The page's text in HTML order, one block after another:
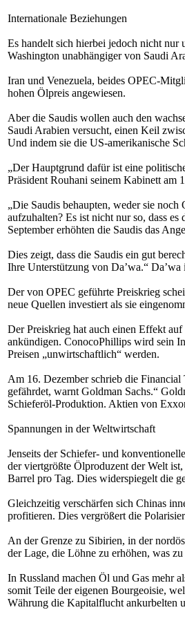
Internationale Beziehungen
Es handelt sich hierbei jedoch nicht
Washington unabhängiger von Saudi
Iran und Venezuela, beides OPEC-
hohen Ölpreis angewiesen.
Aber die Saudis wollen auch den
Saudi Arabien versucht, einen Keil
Und indem sie die US-amerikanische
„Der Hauptgrund dafür ist eine
Präsident Rouhani seinem Kabinett am
„Die Saudis behaupten, weder sie
aufzuhalten? Es ist nicht nur so, dass
September erhöhten die Saudis das
Dies zeigt, dass die Saudis ein gut
Ihre Unterstützung von Da’wa.“
Der von OPEC geführte Preiskrieg
neue Quellen investiert als sie
Der Preiskrieg hat auch einen Effekt
ankündigen. ConocoPhillips wird sein
Preisen „unwirtschaftlich“ werden.
Am 16. Dezember schrieb die
gefährdet, warnt Goldman Sachs.“
Schieferöl-Produktion. Aktien von
Spannungen in der Weltwirtschaft
Jenseits der Schiefer- und
der viertgrößte Ölproduzent der Welt
Barrel pro Tag. Dies widerspiegelt die
Gleichzeitig verschärfen sich Chinas
profitieren. Dies vergrößert die
An der Grenze zu Sibirien, in der
der Lage, die Löhne zu erhöhen, was
In Russland machen Öl und Gas mehr
somit Teile der eigenen Bourgeoisie,
Währung die Kapitalflucht ankurbelten